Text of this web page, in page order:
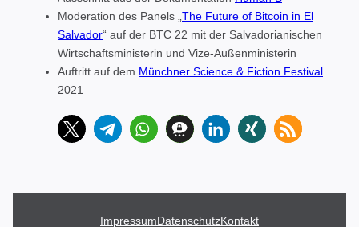
Moderation des Panels „ The Future of Bitcoin in El
Salvador“ auf der BTC 22 mit der Salvadorianischen
Wirtschaftsministerin und Vize-Außenministerin
Auftritt auf dem Münchner Science & Fiction Festival
2021
ImpressumDatenschutzKontakt